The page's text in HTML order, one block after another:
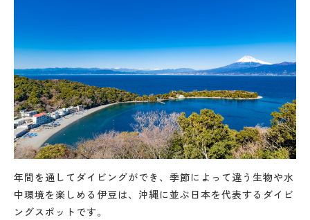
年間を通してダイビングができ、季節によって違う生物や水
中環境を楽しめる伊豆は、沖縄に並ぶ日本を代表するダイビ
ングスポットです。